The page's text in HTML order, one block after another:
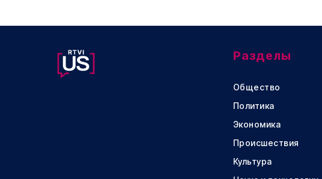
Разделы
Общество
Политика
Экономика
Происшествия
Культура